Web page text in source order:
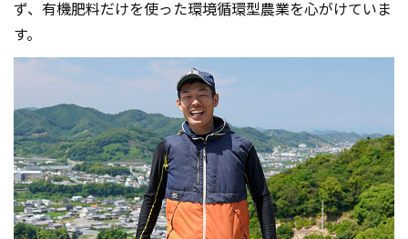
ず、有機肥料だけを使った環境循環型農業を心がけていま
す。